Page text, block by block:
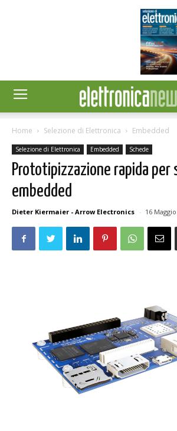
Home Selezione di Elettronica Embedded
Selezione di Elettronica Embedded Schede
Prototipizzazione rapida per
embedded
Dieter Kiermaier - Arrow Electronics - 16